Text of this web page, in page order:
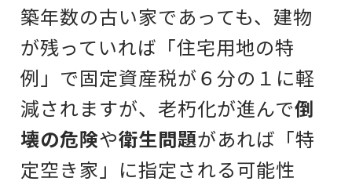
築年数の古い家であっても、建物
が残っていれば「住宅用地の特
例」で固定資産税が６分の１に軽
減されますが、老朽化が進んで倒
壊の危険や衛生問題があれば「特
定空き家」に指定される可能性